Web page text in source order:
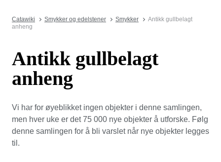
Catawiki Smykker og edelstener Smykker
Antikk gullbelagt
anheng
Antikk gullbelagt
anheng
Vi har for øyeblikket ingen objekter i denne samlingen,
men hver uke er det 75 000 nye objekter å utforske. Følg
denne samlingen for å bli varslet når nye objekter legges
til.